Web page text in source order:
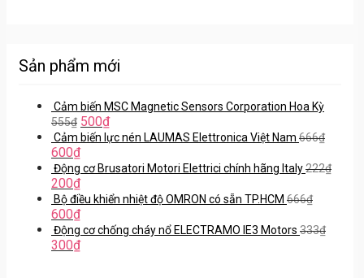
Sản phẩm mới
Cảm biến MSC Magnetic Sensors Corporation Hoa Kỳ
555₫ 500₫
Cảm biến lực nén LAUMAS Elettronica Việt Nam 666₫
600₫
Động cơ Brusatori Motori Elettrici chính hãng Italy222₫
200₫
Bộ điều khiển nhiệt độ OMRON có sẵn TP.HCM 666₫
600₫
Động cơ chống cháy nổ ELECTRAMO IE3 Motors 333₫
300₫